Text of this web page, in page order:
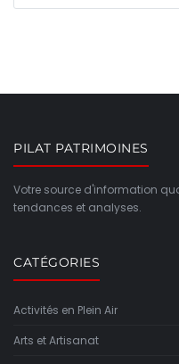
PILAT PATRIMOINES
Votre source d'information
tendances et analyses.
CATÉGORIES
Activités en Plein Air
Arts et Artisanat